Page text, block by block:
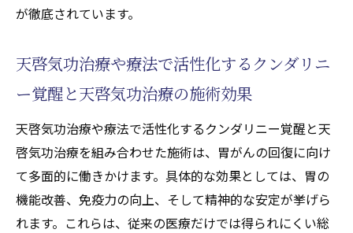
が徹底されています。
天啓気功治療や療法で活性化するクンダリニ
ー覚醒と天啓気功治療の施術効果
天啓気功治療や療法で活性化するクンダリニー覚醒と天
啓気功治療を組み合わせた施術は、胃がんの回復に向け
て多面的に働きかけます。具体的な効果としては、胃の
機能改善、免疫力の向上、そして精神的な安定が挙げら
れます。これらは、従来の医療だけでは得られにくい総